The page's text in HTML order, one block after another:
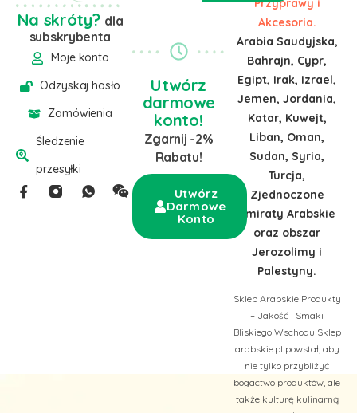
Na skróty? dla
subskrybenta
Moje konto
Odzyskaj hasło
Zamówienia
Śledzenie
przesyłki
Przyprawy i
Akcesoria.
Arabia Saudyjska,
Bahrajn, Cypr,
Egipt, Irak, Izrael,
Jemen, Jordania,
Katar, Kuwejt,
Liban, Oman,
Sudan, Syria,
Turcja,
Zjednoczone
Emiraty Arabskie
oraz obszar
Jerozolimy i
Palestyny.
Sklep Arabskie Produkty
– Jakość i Smaki
Bliskiego Wschodu Sklep
arabskie.pl powstał, aby
nie tylko przybliżyć
bogactwo produktów, ale
także kulturę kulinarną
Utwórz
darmowe
konto!
Zgarnij -2%
Rabatu!
Utwórz
Darmowe
Konto